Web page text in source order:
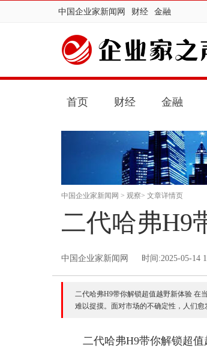
中国企业家新闻网 财经 金融
首页 财经 金融
中国企业家新闻网 > 观察> 文章详情页
二代哈弗H9
中国企业家新闻网 时间:2025-05-14
二代哈弗H9带你解锁超值越野新体验 在
难以捉摸。面对市场的不确定性，人们愈
二代哈弗H9带你解锁超值